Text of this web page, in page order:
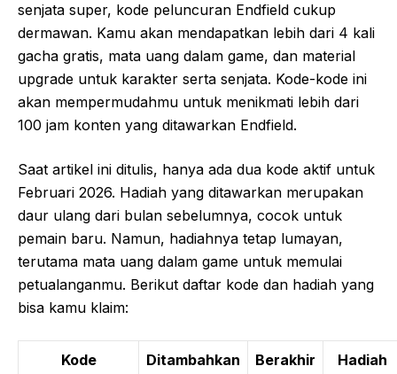
senjata super, kode peluncuran Endfield cukup
dermawan. Kamu akan mendapatkan lebih dari 4 kali
gacha gratis, mata uang dalam game, dan material
upgrade untuk karakter serta senjata. Kode-kode ini
akan mempermudahmu untuk menikmati lebih dari
100 jam konten yang ditawarkan Endfield.
Saat artikel ini ditulis, hanya ada dua kode aktif untuk
Februari 2026. Hadiah yang ditawarkan merupakan
daur ulang dari bulan sebelumnya, cocok untuk
pemain baru. Namun, hadiahnya tetap lumayan,
terutama mata uang dalam game untuk memulai
petualanganmu. Berikut daftar kode dan hadiah yang
bisa kamu klaim:
Kode Ditambahkan Berakhir Hadiah